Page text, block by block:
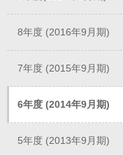
8年度 (2016年9月期)
7年度 (2015年9月期)
6年度 (2014年9月期)
5年度 (2013年9月期)